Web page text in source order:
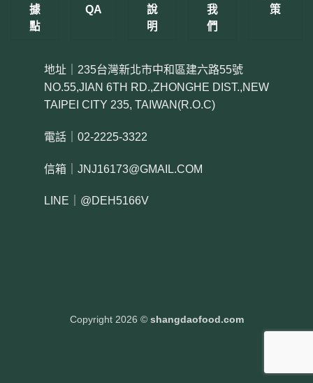
據
點
QA
說
明
我
們
策
地址｜235台灣新北市中和區建六路55號
NO.55,JIAN 6TH RD.,ZHONGHE DIST.,NEW
TAIPEI CITY 235, TAIWAN(R.O.C)
電話｜02-2225-3322
信箱｜JNJ16173@GMAIL.COM
LINE｜@DEH5166V
Copyright 2026 © shangdaofood.com